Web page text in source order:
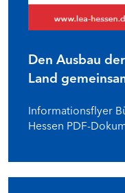
Den Ausbau
Land
Informationsflyer
Hessen PDF-